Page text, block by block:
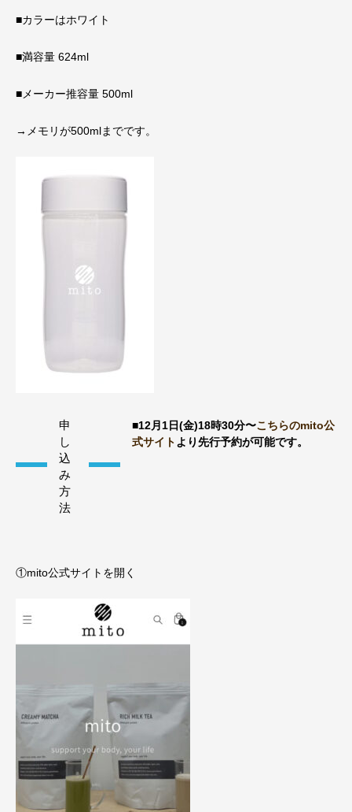
■カラーはホワイト
■満容量 624ml
■メーカー推容量 500ml
→メモリが500mlまでです。
申
し
込
み
方
法
■12月1日(金)18時30分〜こちらのmito公
式サイトより先行予約が可能です。
①mito公式サイトを開く